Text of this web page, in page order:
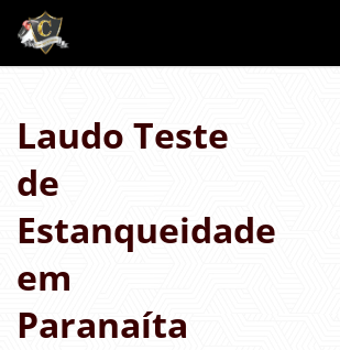
Laudo Teste
de
Estanqueidade
em
Paranaíta